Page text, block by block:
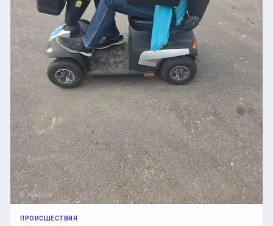
ПРОИСШЕСТВИЯ